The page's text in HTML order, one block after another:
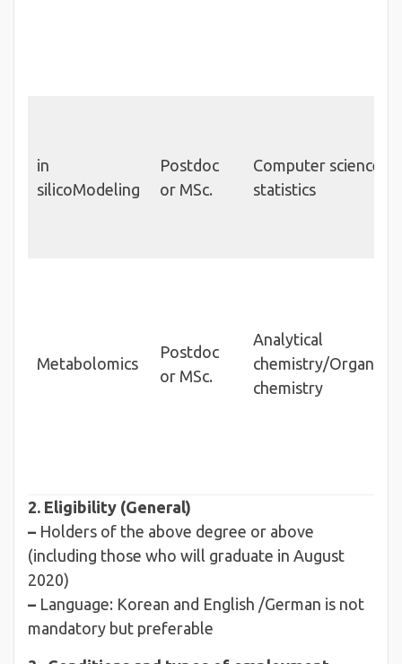
in
silicoModeling
Postdoc
or MSc.
Computer science/
statistics
Metabolomics
Postdoc
or MSc.
Analytical
chemistry/Organic
chemistry
2. Eligibility (General)
– Holders of the above degree or above
(including those who will graduate in August
2020)
– Language: Korean and English /German is not
mandatory but preferable